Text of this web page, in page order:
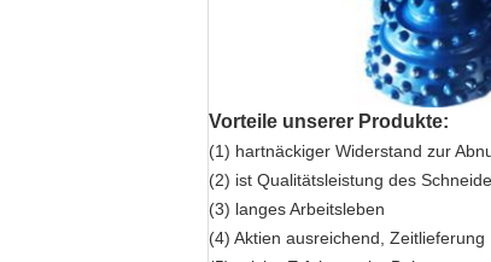
Vorteile unserer Produkte:
(1) hartnäckiger Widerstand zur
(2) ist Qualitätsleistung des
(3) langes Arbeitsleben
(4) Aktien ausreichend, Zeitlieferung